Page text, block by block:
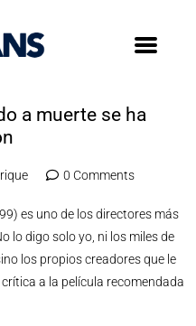
a muerte se ha
0 Comments
es uno de los directores más
lo digo solo yo, ni los miles de
los propios creadores que le
a la película recomendada